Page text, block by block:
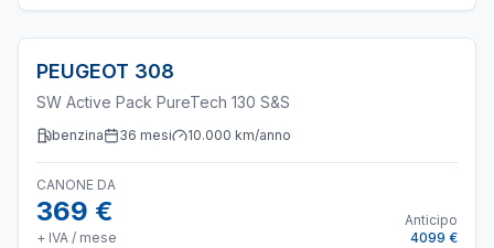
PEUGEOT 308
SW Active Pack PureTech 130 S&S
benzina 36 mesi 10.000 km/anno
CANONE DA
369 €
+ IVA / mese
Anticipo
4099 €